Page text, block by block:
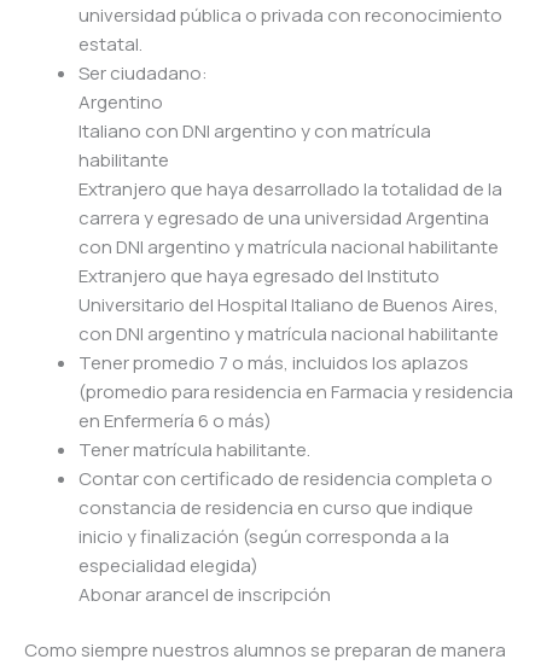
universidad pública o privada con reconocimiento
estatal.
Ser ciudadano:
Argentino
Italiano con DNI argentino y con matrícula
habilitante
Extranjero que haya desarrollado la totalidad de la
carrera y egresado de una universidad Argentina
con DNI argentino y matrícula nacional habilitante
Extranjero que haya egresado del Instituto
Universitario del Hospital Italiano de Buenos Aires,
con DNI argentino y matrícula nacional habilitante
Tener promedio 7 o más, incluidos los aplazos
(promedio para residencia en Farmacia y residencia
en Enfermería 6 o más)
Tener matrícula habilitante.
Contar con certificado de residencia completa o
constancia de residencia en curso que indique
inicio y finalización (según corresponda a la
especialidad elegida)
Abonar arancel de inscripción
Como siempre nuestros alumnos se preparan de manera